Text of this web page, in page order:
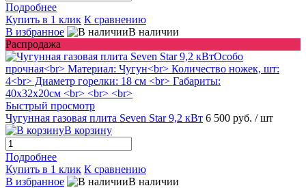
Подробнее
Купить в 1 клик К сравнению
В избранное
В наличии
Распродажа
Быстрый просмотр
Чугунная газовая плита Seven Star 9,2 кВт 6 500 руб. / шт
В корзину
Подробнее
Купить в 1 клик К сравнению
В избранное
В наличии